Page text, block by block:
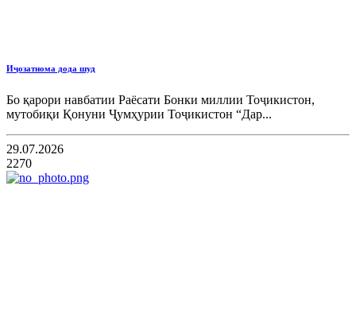
Иҷозатнома дода шуд
Бо қарори навбатии Раёсати Бонки миллии Тоҷикистон,
мутобиқи Қонуни Ҷумҳурии Тоҷикистон “Дар...
29.07.2026
2270